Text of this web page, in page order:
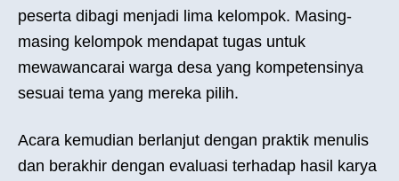
peserta dibagi menjadi lima kelompok. Masing-
masing kelompok mendapat tugas untuk
mewawancarai warga desa yang kompetensinya
sesuai tema yang mereka pilih.
Acara kemudian berlanjut dengan praktik menulis
dan berakhir dengan evaluasi terhadap hasil karya